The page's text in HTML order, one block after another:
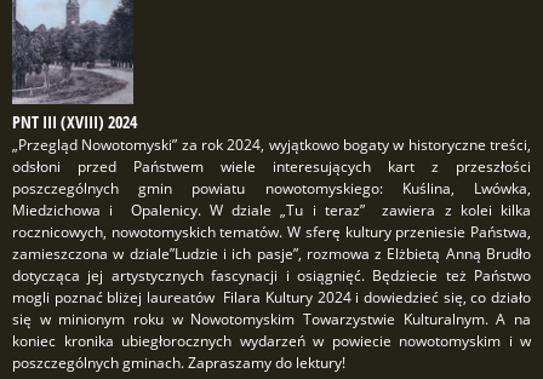
PNT III (XVIII) 2024
„Przegląd Nowotomyski” za rok 2024, wyjątkowo bogaty w historyczne treści,
odsłoni przed Państwem wiele interesujących kart z przeszłości
poszczególnych gmin powiatu nowotomyskiego: Kuślina, Lwówka,
Miedzichowa i Opalenicy. W dziale „Tu i teraz” zawiera z kolei kilka
rocznicowych, nowotomyskich tematów. W sferę kultury przeniesie Państwa,
zamieszczona w dziale”Ludzie i ich pasje”, rozmowa z Elżbietą Anną Brudło
dotycząca jej artystycznych fascynacji i osiągnięć. Będziecie też Państwo
mogli poznać bliżej laureatów Filara Kultury 2024 i dowiedzieć się, co działo
się w minionym roku w Nowotomyskim Towarzystwie Kulturalnym. A na
koniec kronika ubiegłorocznych wydarzeń w powiecie nowotomyskim i w
poszczególnych gminach. Zapraszamy do lektury!